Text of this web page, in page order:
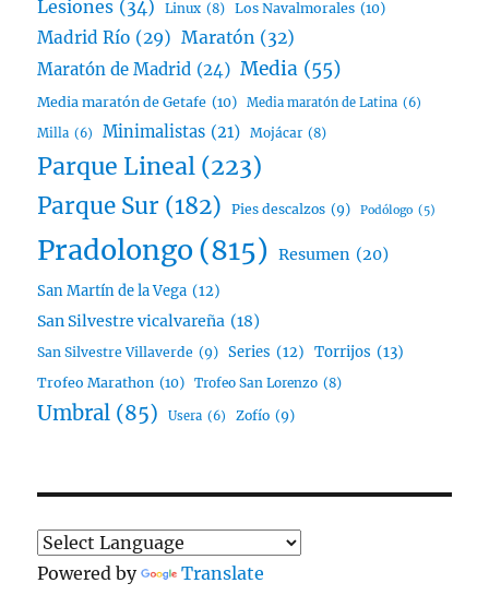
Lesiones (34) Linux (8) Los Navalmorales (10)
Madrid Río (29) Maratón (32)
Maratón de Madrid (24) Media (55)
Media maratón de Getafe (10) Media maratón de Latina (6)
Milla (6) Minimalistas (21) Mojácar (8)
Parque Lineal (223)
Parque Sur (182) Pies descalzos (9) Podólogo (5)
Pradolongo(815) Resumen (20)
San Martín de la Vega (12)
San Silvestre vicalvareña (18)
San Silvestre Villaverde (9) Series (12) Torrijos (13)
Trofeo Marathon (10) Trofeo San Lorenzo (8)
Umbral (85) Usera (6) Zofío (9)
Powered by Translate